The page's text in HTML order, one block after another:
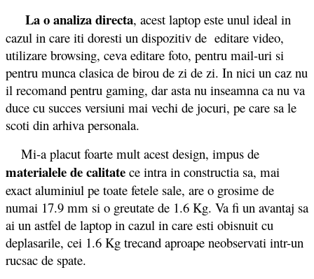
La o analiza directa, acest laptop este unul ideal in
cazul in care iti doresti un dispozitiv de editare video,
utilizare browsing, ceva editare foto, pentru mail-uri si
pentru munca clasica de birou de zi de zi. In nici un caz nu
il recomand pentru gaming, dar asta nu inseamna ca nu va
duce cu succes versiuni mai vechi de jocuri, pe care sa le
scoti din arhiva personala.
Mi-a placut foarte mult acest design, impus de
materialele de calitate ce intra in constructia sa, mai
exact aluminiul pe toate fetele sale, are o grosime de
numai 17.9 mm si o greutate de 1.6 Kg. Va fi un avantaj sa
ai un astfel de laptop in cazul in care esti obisnuit cu
deplasarile, cei 1.6 Kg trecand aproape neobservati intr-un
rucsac de spate.